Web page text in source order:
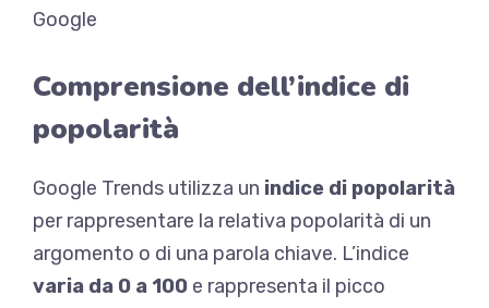
Comprensione dell’indice di
popolarità
Google Trends utilizza un indice di popolarità
per rappresentare la relativa popolarità di un
argomento o di una parola chiave. L’indice
varia da 0 a 100 e rappresenta il picco